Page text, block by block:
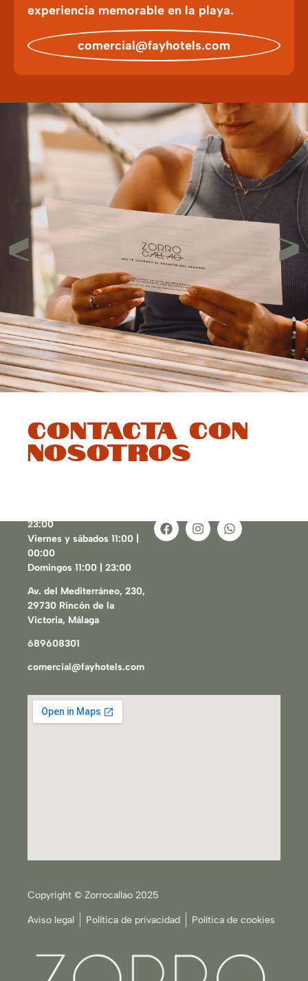
experiencia memorable en la playa.
comercial@fayhotels.com
Copyright © Zorrocallao 2025
Aviso legal Política de privacidad Política de cookies
Contacta con
nosotros
23:00
Viernes y sábados 11:00 |
00:00
Domingos 11:00 | 23:00
Av. del Mediterráneo, 230,
29730 Rincón de la
Victoria, Málaga
689608301
comercial@fayhotels.com